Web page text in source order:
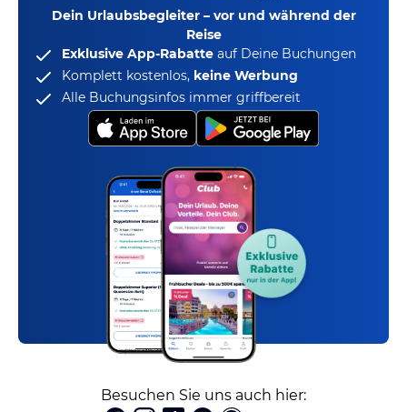
Dein Urlaubsbegleiter – vor und während der
Reise
Exklusive App-Rabatte auf Deine Buchungen
Komplett kostenlos, keine Werbung
Alle Buchungsinfos immer griffbereit
Besuchen Sie uns auch hier: